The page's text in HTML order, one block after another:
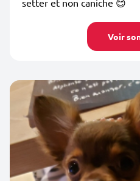
setter et non caniche 😊
Voir